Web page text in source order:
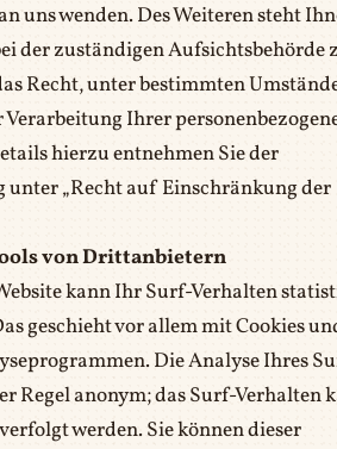
uns wenden. Des Weiteren steht
der zuständigen Aufsichtsbehörde
Recht, unter bestimmten
Ihrer
hierzu entnehmen Sie der
„Recht auf Einschränkung der
von Drittanbietern
kann Ihr Surf-Verhalten
geschieht vor allem mit Cookies
Die Analyse Ihres
Regel anonym; das Surf-Verhalten
werden. Sie können dieser